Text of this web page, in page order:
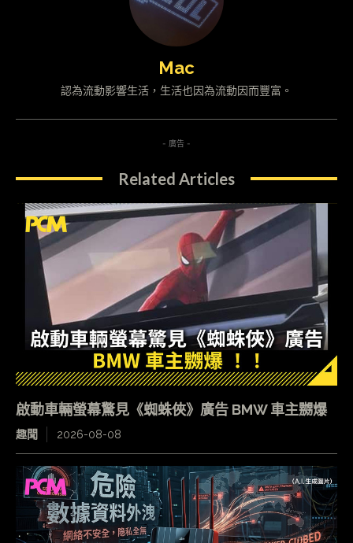
Mac
認為流動影響生活，生活也因為流動因而豐富。
- 廣告 -
Related Articles
啟動車輛螢幕驚見《蜘蛛俠》廣告 BMW 車主嬲爆
趣聞 2026-08-08